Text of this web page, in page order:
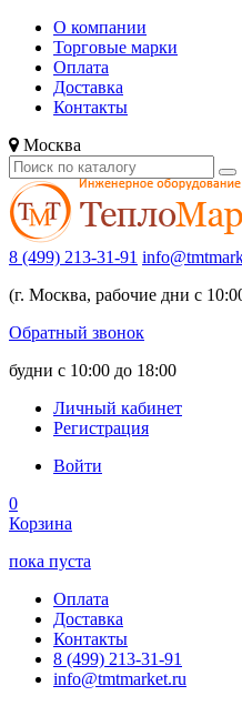
О компании
Торговые марки
Оплата
Доставка
Контакты
Москва
8 (499) 213-31-91
(г. Москва, рабочие дни с
Обратный звонок
будни с 10:00 до 18:00
Личный кабинет
Регистрация
Войти
0
Корзина
пока пуста
Оплата
Доставка
Контакты
8 (499) 213-31-91
info@tmtmarket.ru